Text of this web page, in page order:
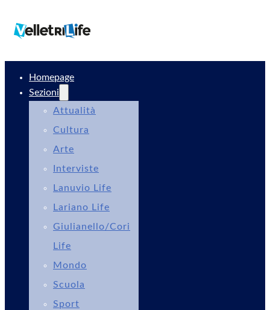
Homepage
Sezioni
Attualità
Cultura
Arte
Interviste
Lanuvio Life
Lariano Life
Giulianello/Cori
Life
Mondo
Scuola
Sport